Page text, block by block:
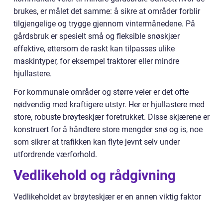
brukes, er målet det samme: å sikre at områder forblir
tilgjengelige og trygge gjennom vintermånedene. På
gårdsbruk er spesielt små og fleksible snøskjær
effektive, ettersom de raskt kan tilpasses ulike
maskintyper, for eksempel traktorer eller mindre
hjullastere.
For kommunale områder og større veier er det ofte
nødvendig med kraftigere utstyr. Her er hjullastere med
store, robuste brøyteskjær foretrukket. Disse skjærene er
konstruert for å håndtere store mengder snø og is, noe
som sikrer at trafikken kan flyte jevnt selv under
utfordrende værforhold.
Vedlikehold og rådgivning
Vedlikeholdet av brøyteskjær er en annen viktig faktor